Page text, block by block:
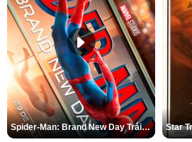
Spider-Man: Brand New Day Tráiler (3)